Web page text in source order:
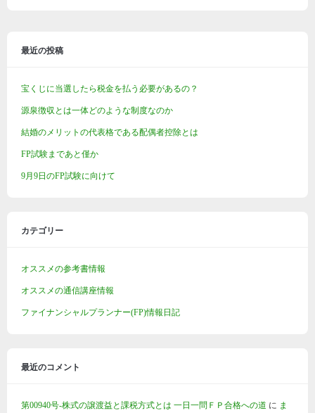
最近の投稿
宝くじに当選したら税金を払う必要があるの？
源泉徴収とは一体どのような制度なのか
結婚のメリットの代表格である配偶者控除とは
FP試験まであと僅か
9月9日のFP試験に向けて
カテゴリー
オススメの参考書情報
オススメの通信講座情報
ファイナンシャルプランナー(FP)情報日記
最近のコメント
第00940号-株式の譲渡益と課税方式とは 一日一問ＦＰ合格への道 に ま